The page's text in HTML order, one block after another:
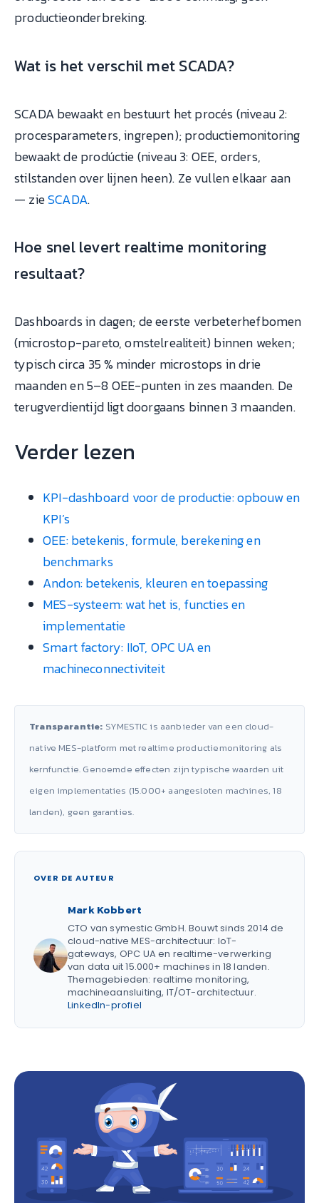
productieonderbreking.
Wat is het verschil met SCADA?
SCADA bewaakt en bestuurt het procés (niveau 2:
procesparameters, ingrepen); productiemonitoring
bewaakt de prodúctie (niveau 3: OEE, orders,
stilstanden over lijnen heen). Ze vullen elkaar aan
— zieSCADA.
Hoe snel levert realtime monitoring
resultaat?
Dashboards in dagen; de eerste verbeterhefbomen
(microstop-pareto, omstelrealiteit) binnen weken;
typisch circa 35 % minder microstops in drie
maanden en 5–8 OEE-punten in zes maanden. De
terugverdientijd ligt doorgaans binnen 3 maanden.
Verder lezen
KPI-dashboard voor de productie: opbouw en
KPI’s
OEE: betekenis, formule, berekening en
benchmarks
Andon: betekenis, kleuren en toepassing
MES-systeem: wat het is, functies en
implementatie
Smart factory: IIoT, OPC UA en
machineconnectiviteit
Transparantie: SYMESTIC is aanbieder van een cloud-
native MES-platform met realtime productiemonitoring als
kernfunctie. Genoemde effecten zijn typische waarden uit
eigen implementaties (15.000+ aangesloten machines, 18
landen), geen garanties.
OVER DE AUTEUR
Mark Kobbert
CTO van symestic GmbH. Bouwt sinds 2014 de
cloud-native MES-architectuur: IoT-
gateways, OPC UA en realtime-verwerking
van data uit 15.000+ machines in 18 landen.
Themagebieden: realtime monitoring,
machineaansluiting, IT/OT-architectuur.
LinkedIn-profiel